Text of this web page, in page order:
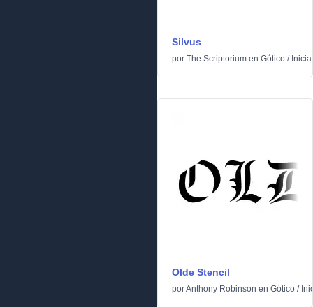
Silvus
por The Scriptorium en Gótico /
Olde Stencil
porAnthony Robinson en Gótico /